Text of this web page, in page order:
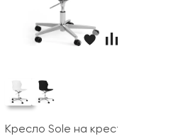
Кресло Sole на крестовине